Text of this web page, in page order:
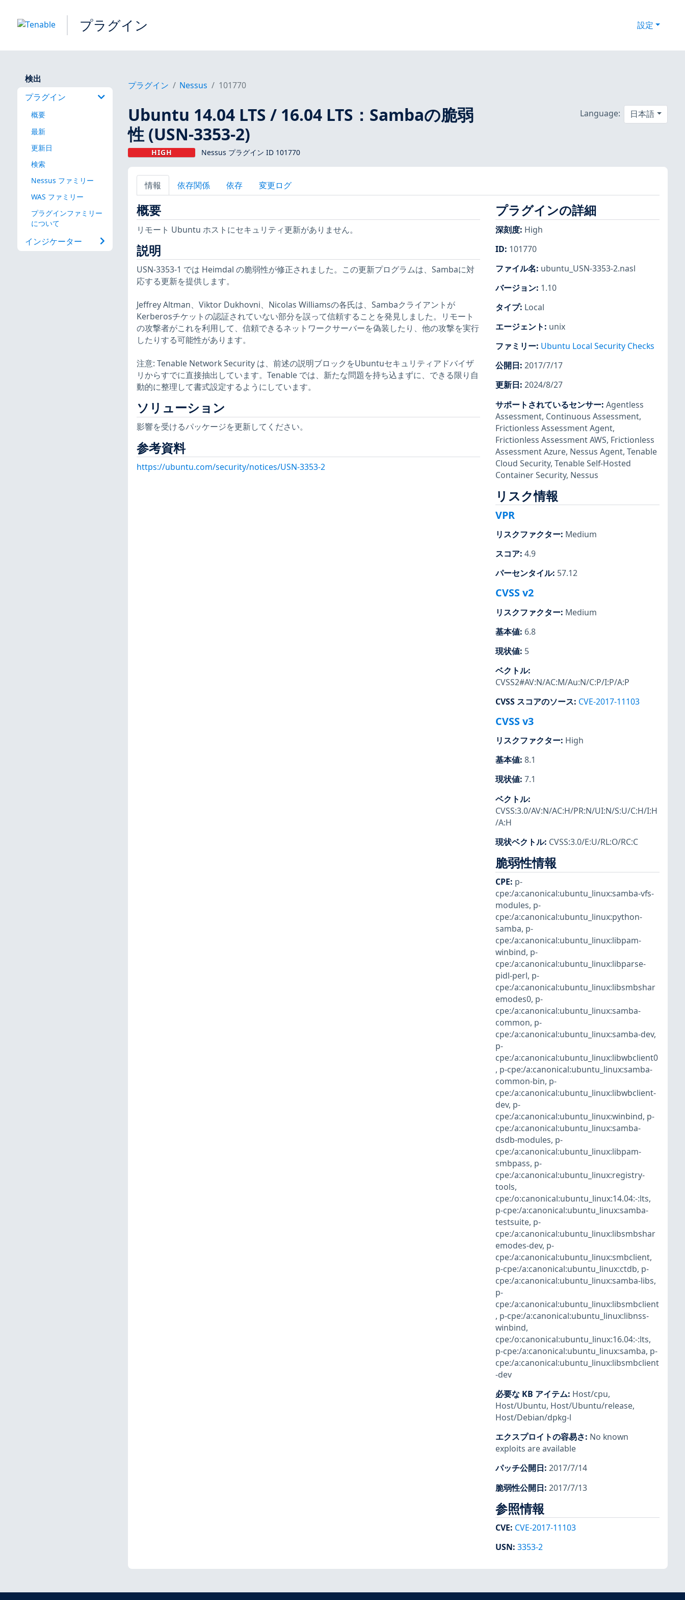
プラグイン 設定
検出
プラグイン
概要
最新
更新日
検索
Nessus ファミリー
WAS ファミリー
プラグインファミリー
について
インジケーター
プラグイン Nessus 101770
Ubuntu 14.04 LTS / 16.04 LTS：Sambaの脆弱
性 (USN-3353-2)
HIGH Nessus プラグイン ID 101770
Language: 日本語
情報 依存関係 依存 変更ログ
概要
リモート Ubuntu ホストにセキュリティ更新がありません。
説明
USN-3353-1 では Heimdal の脆弱性が修正されました。この更新プログラムは、Sambaに対
応する更新を提供します。
Jeffrey Altman、Viktor Dukhovni、Nicolas Williamsの各氏は、Sambaクライアントが
Kerberosチケットの認証されていない部分を誤って信頼することを発見しました。リモート
の攻撃者がこれを利用して、信頼できるネットワークサーバーを偽装したり、他の攻撃を実行
したりする可能性があります。
注意: Tenable Network Security は、前述の説明ブロックをUbuntuセキュリティアドバイザ
リからすでに直接抽出しています。Tenable では、新たな問題を持ち込まずに、できる限り自
動的に整理して書式設定するようにしています。
ソリューション
影響を受けるパッケージを更新してください。
参考資料
https://ubuntu.com/security/notices/USN-3353-2
プラグインの詳細
深刻度: High
ID: 101770
ファイル名: ubuntu_USN-3353-2.nasl
バージョン: 1.10
タイプ: Local
エージェント: unix
ファミリー: Ubuntu Local Security Checks
公開日: 2017/7/17
更新日: 2024/8/27
サポートされているセンサー: Agentless
Assessment, Continuous Assessment,
Frictionless Assessment Agent,
Frictionless Assessment AWS, Frictionless
Assessment Azure, Nessus Agent, Tenable
Cloud Security, Tenable Self-Hosted
Container Security, Nessus
リスク情報
VPR
リスクファクター: Medium
スコア: 4.9
パーセンタイル: 57.12
CVSS v2
リスクファクター: Medium
基本値: 6.8
現状値: 5
ベクトル:
CVSS2#AV:N/AC:M/Au:N/C:P/I:P/A:P
CVSS スコアのソース: CVE-2017-11103
CVSS v3
リスクファクター: High
基本値: 8.1
現状値: 7.1
ベクトル:
CVSS:3.0/AV:N/AC:H/PR:N/UI:N/S:U/C:H/I:H
/A:H
現状ベクトル: CVSS:3.0/E:U/RL:O/RC:C
脆弱性情報
CPE: p-
cpe:/a:canonical:ubuntu_linux:samba-vfs-
modules, p-
cpe:/a:canonical:ubuntu_linux:python-
samba, p-
cpe:/a:canonical:ubuntu_linux:libpam-
winbind, p-
cpe:/a:canonical:ubuntu_linux:libparse-
pidl-perl, p-
cpe:/a:canonical:ubuntu_linux:libsmbshar
emodes0, p-
cpe:/a:canonical:ubuntu_linux:samba-
common, p-
cpe:/a:canonical:ubuntu_linux:samba-dev,
p-
cpe:/a:canonical:ubuntu_linux:libwbclient0
, p-cpe:/a:canonical:ubuntu_linux:samba-
common-bin, p-
cpe:/a:canonical:ubuntu_linux:libwbclient-
dev, p-
cpe:/a:canonical:ubuntu_linux:winbind, p-
cpe:/a:canonical:ubuntu_linux:samba-
dsdb-modules, p-
cpe:/a:canonical:ubuntu_linux:libpam-
smbpass, p-
cpe:/a:canonical:ubuntu_linux:registry-
tools,
cpe:/o:canonical:ubuntu_linux:14.04:-:lts,
p-cpe:/a:canonical:ubuntu_linux:samba-
testsuite, p-
cpe:/a:canonical:ubuntu_linux:libsmbshar
emodes-dev, p-
cpe:/a:canonical:ubuntu_linux:smbclient,
p-cpe:/a:canonical:ubuntu_linux:ctdb, p-
cpe:/a:canonical:ubuntu_linux:samba-libs,
p-
cpe:/a:canonical:ubuntu_linux:libsmbclient
, p-cpe:/a:canonical:ubuntu_linux:libnss-
winbind,
cpe:/o:canonical:ubuntu_linux:16.04:-:lts,
p-cpe:/a:canonical:ubuntu_linux:samba, p-
cpe:/a:canonical:ubuntu_linux:libsmbclient
-dev
必要な KB アイテム: Host/cpu,
Host/Ubuntu, Host/Ubuntu/release,
Host/Debian/dpkg-l
エクスプロイトの容易さ: No known
exploits are available
パッチ公開日: 2017/7/14
脆弱性公開日: 2017/7/13
参照情報
CVE: CVE-2017-11103
USN: 3353-2